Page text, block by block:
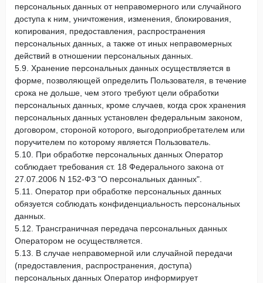
персональных данных от неправомерного или случайного
доступа к ним, уничтожения, изменения, блокирования,
копирования, предоставления, распространения
персональных данных, а также от иных неправомерных
действий в отношении персональных данных.
5.9. Хранение персональных данных осуществляется в
форме, позволяющей определить Пользователя, в течение
срока не дольше, чем этого требуют цели обработки
персональных данных, кроме случаев, когда срок хранения
персональных данных установлен федеральным законом,
договором, стороной которого, выгодоприобретателем или
поручителем по которому является Пользователь.
5.10. При обработке персональных данных Оператор
соблюдает требования ст. 18 Федерального закона от
27.07.2006 N 152-ФЗ "О персональных данных".
5.11. Оператор при обработке персональных данных
обязуется соблюдать конфиденциальность персональных
данных.
5.12. Трансграничная передача персональных данных
Оператором не осуществляется.
5.13. В случае неправомерной или случайной передачи
(предоставления, распространения, доступа)
персональных данных Оператор информирует